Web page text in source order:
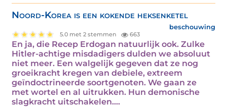
Noord-Korea is een kokende heksenketel
beschouwing
5.0 met 2 stemmen 663
En ja, die Recep Erdogan natuurlijk ook. Zulke
Hitler-achtige misdadigers dulden we absoluut
niet meer. Een walgelijk gegeven dat ze nog
groeikracht kregen van debiele, extreem
geïndoctrineerde soortgenoten. We gaan ze
met wortel en al uitrukken. Hun demonische
slagkracht uitschakelen.…